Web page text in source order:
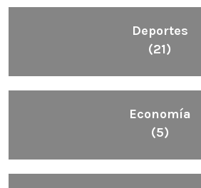
Deportes
(21)
Economía
(5)